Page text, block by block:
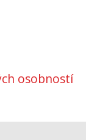
osobností